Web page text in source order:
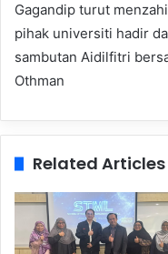
Gagandip turut
pihak universiti hadir
sambutan Aidilfitri
Othman
Related Articles